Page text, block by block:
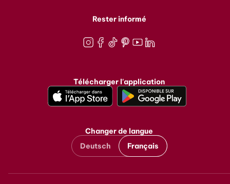
Rester informé
Télécharger l'application
Changer de langue
Deutsch
Français